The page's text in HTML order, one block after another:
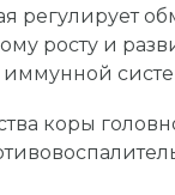
регулирует
росту и
коры